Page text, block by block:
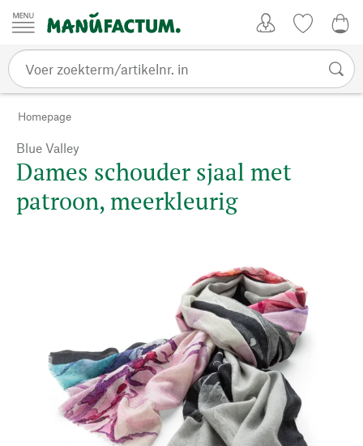
Passer au contenu
Homepage
Blue Valley
Dames schouder sjaal met
patroon, meerkleurig